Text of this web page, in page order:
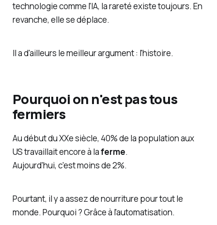
technologie comme l'IA, la rareté existe toujours. En
revanche, elle se déplace.
Il a d'ailleurs le meilleur argument : l'histoire.
Pourquoi on n'est pas tous
fermiers
Au début du XXe siècle, 40% de la population aux
US travaillait encore à laferme.
Aujourd'hui, c'est moins de 2%.
Pourtant, il y a assez de nourriture pour tout le
monde. Pourquoi ? Grâce à l'automatisation.